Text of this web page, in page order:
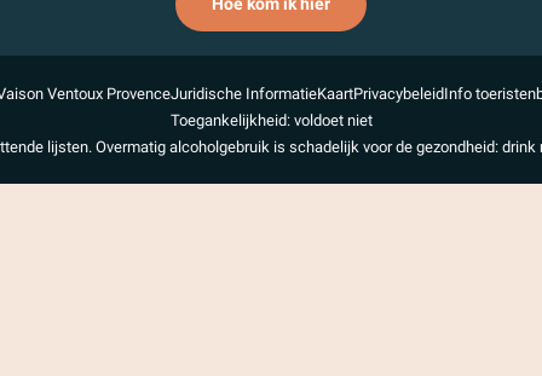
Hoe kom ik hier
Ventoux ProvenceJuridische InformatieKaartPrivacybeleidInfo
Toegankelijkheid: voldoet niet
lijsten. Overmatig alcoholgebruik is schadelijk voor de gezondheid: drink